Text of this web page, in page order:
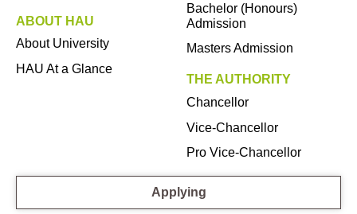
ABOUT HAU
About University
HAU At a Glance
Bachelor (Honours)
Admission
Masters Admission
THE AUTHORITY
Chancellor
Vice-Chancellor
Pro Vice-Chancellor
Applying